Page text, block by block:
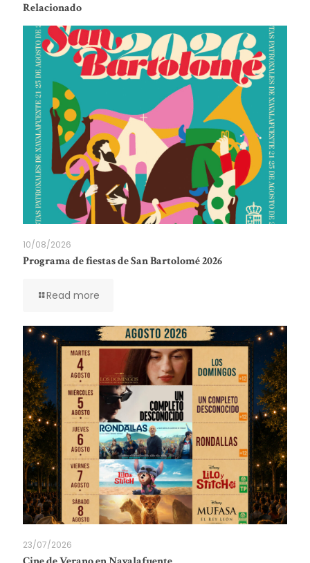
Relacionado
10/08/2026
Programa de fiestas de San Bartolomé 2026
Read more
23/07/2026